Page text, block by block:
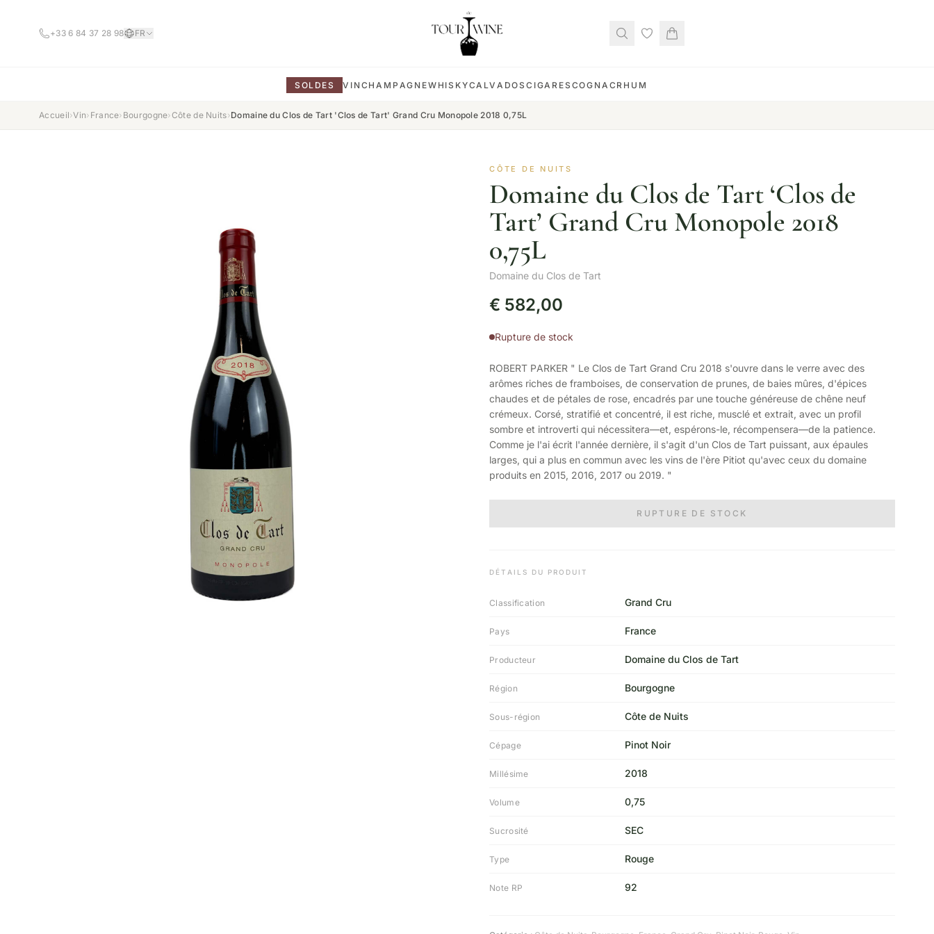
+33 6 84 37 28 98 FR
SOLDES VIN CHAMPAGNEWHISKYCALVADOS CIGARES COGNAC RHUM
Accueil›Vin› France› Bourgogne›Côte de Nuits›Domaine du Clos de Tart 'Clos de Tart' Grand Cru Monopole 2018 0,75L
CÔTE DE NUITS
Domaine du Clos de Tart ‘Clos de
Tart’ Grand Cru Monopole 2018
0,75L
Domaine du Clos de Tart
€ 582,00
Rupture de stock
ROBERT PARKER " Le Clos de Tart Grand Cru 2018 s'ouvre dans le verre avec des
arômes riches de framboises, de conservation de prunes, de baies mûres, d'épices
chaudes et de pétales de rose, encadrés par une touche généreuse de chêne neuf
crémeux. Corsé, stratifié et concentré, il est riche, musclé et extrait, avec un profil
sombre et introverti qui nécessitera—et, espérons-le, récompensera—de la patience.
Comme je l'ai écrit l'année dernière, il s'agit d'un Clos de Tart puissant, aux épaules
larges, qui a plus en commun avec les vins de l'ère Pitiot qu'avec ceux du domaine
produits en 2015, 2016, 2017 ou 2019. "
RUPTURE DE STOCK
DÉTAILS DU PRODUIT
Classification Grand Cru
Pays France
Producteur Domaine du Clos de Tart
Région Bourgogne
Sous-région Côte de Nuits
Cépage Pinot Noir
Millésime 2018
Volume 0,75
Sucrosité SEC
Type Rouge
Note RP 92